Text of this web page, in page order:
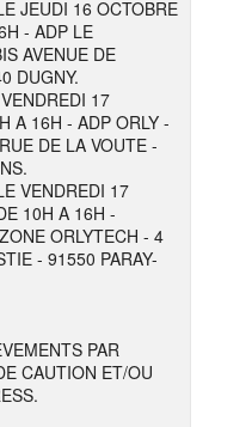
JEUDI 16 OCTOBRE
- ADP LE
AVENUE DE
DUGNY.
17
A 16H - ADP ORLY -
DE LA VOUTE -
VENDREDI 17
10H A 16H -
ORLYTECH - 4
- 91550 PARAY-
PAR
CAUTION ET/OU